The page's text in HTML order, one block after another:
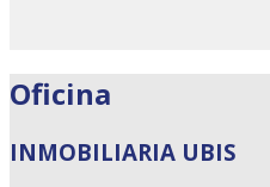
Oficina
INMOBILIARIA UBIS